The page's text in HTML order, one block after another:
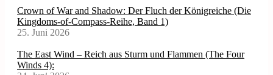
Crown of War and Shadow: Der Fluch der Königreiche (Die
Kingdoms-of-Compass-Reihe, Band 1)
25. Juni 2026
The East Wind – Reich aus Sturm und Flammen (The Four
Winds 4):